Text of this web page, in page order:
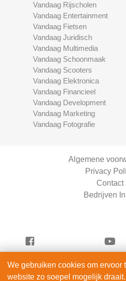
Vandaag Rijscholen
Vandaag Entertainment
Vandaag Fietsen
Vandaag Juridisch
Vandaag Multimedia
Vandaag Schoonmaak
Vandaag Scooters
Vandaag Elektronica
Vandaag Financieel
Vandaag Development
Vandaag Marketing
Vandaag Fotografie
Algemene
Privacy
Contact
Bedrijven
Vandaag Fietsen is
We gebruiken cookies om ervoor
website zo soepel mogelijk